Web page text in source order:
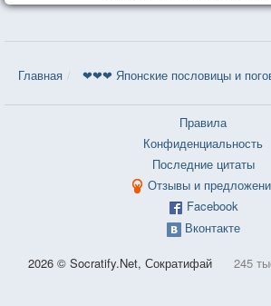
Главная ❤❤❤ Японские пословицы и
Правила
Конфиденциальность
Последние цитаты
Отзывы и
Facebook
Вконтакте
2026 © Socratify.Net, Сократифай 245